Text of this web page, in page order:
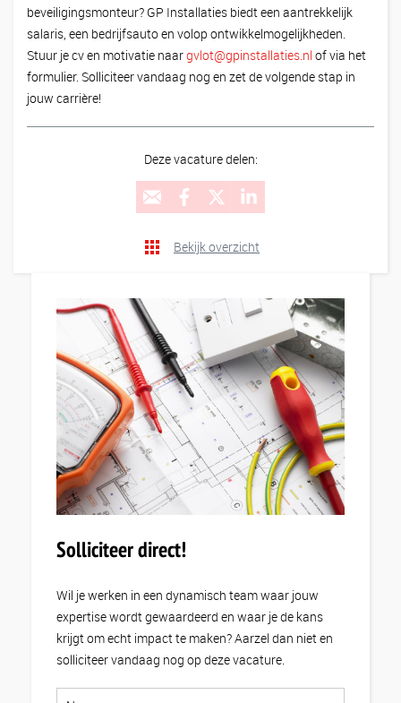
beveiligingsmonteur? GP Installaties biedt een aantrekkelijk
salaris, een bedrijfsauto en volop ontwikkelmogelijkheden.
Stuur je cv en motivatie naargvlot@gpinstallaties.nl of via het
formulier. Solliciteer vandaag nog en zet de volgende stap in
jouw carrière!
Deze vacature delen:
Bekijk overzicht
Solliciteer direct!
Wil je werken in een dynamisch team waar jouw
expertise wordt gewaardeerd en waar je de kans
krijgt om echt impact te maken? Aarzel dan niet en
solliciteer vandaag nog op deze vacature.